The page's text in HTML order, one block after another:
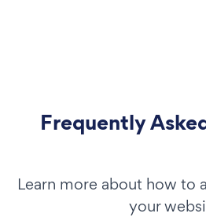
Frequently
Learn more about how to
your